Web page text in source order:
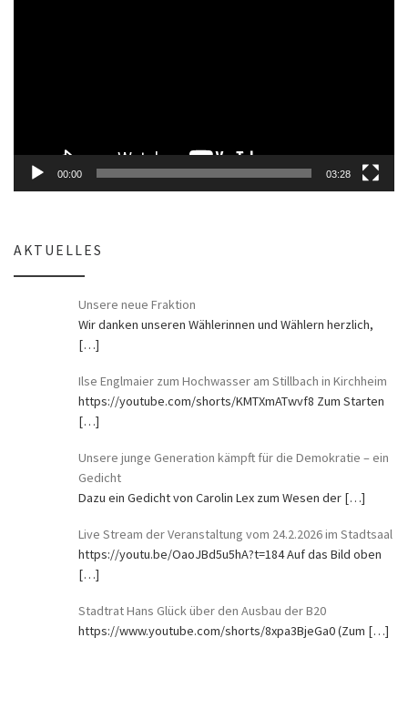
00:00 03:28
AKTUELLES
Unsere neue Fraktion
Wir danken unseren Wählerinnen und Wählern herzlich,
[…]
Ilse Englmaier zum Hochwasser am Stillbach in Kirchheim
https://youtube.com/shorts/KMTXmATwvf8 Zum Starten
[…]
Unsere junge Generation kämpft für die Demokratie – ein
Gedicht
Dazu ein Gedicht von Carolin Lex zum Wesen der […]
Live Stream der Veranstaltung vom 24.2.2026 im Stadtsaal
https://youtu.be/OaoJBd5u5hA?t=184 Auf das Bild oben
[…]
Stadtrat Hans Glück über den Ausbau der B20
https://www.youtube.com/shorts/8xpa3BjeGa0 (Zum […]